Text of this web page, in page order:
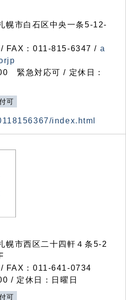
市白石区中央一条5-12-
FAX：011-815-6347 / a
緊急対応可 / 定休日：
可
index.html
市西区二十四軒４条5-2
FAX：011-641-0734
/ 定休日：日曜日
可